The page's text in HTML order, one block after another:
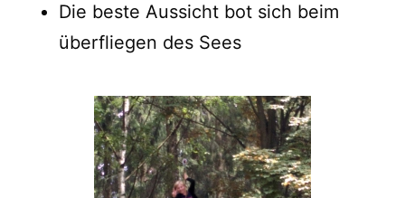
Die beste Aussicht bot sich beim
überfliegen des Sees